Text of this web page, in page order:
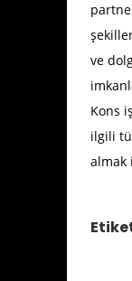
ve
Kons
ilgili
almak